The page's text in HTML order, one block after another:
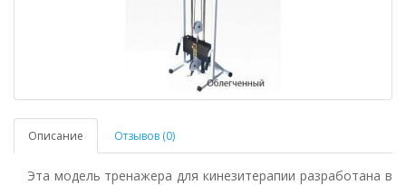
Описание Отзывов (0)
Эта модель тренажера для кинезитерапии разработана в